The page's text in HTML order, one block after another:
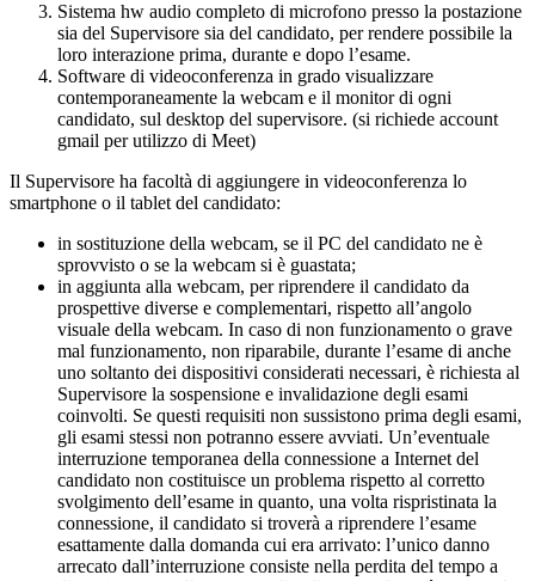
Sistema hw audio completo di microfono presso la postazione
sia del Supervisore sia del candidato, per rendere possibile la
loro interazione prima, durante e dopo l’esame.
Software di videoconferenza in grado visualizzare
contemporaneamente la webcam e il monitor di ogni
candidato, sul desktop del supervisore. (si richiede account
gmail per utilizzo di Meet)
Il Supervisore ha facoltà di aggiungere in videoconferenza lo
smartphone o il tablet del candidato:
in sostituzione della webcam, se il PC del candidato ne è
sprovvisto o se la webcam si è guastata;
in aggiunta alla webcam, per riprendere il candidato da
prospettive diverse e complementari, rispetto all’angolo
visuale della webcam. In caso di non funzionamento o grave
mal funzionamento, non riparabile, durante l’esame di anche
uno soltanto dei dispositivi considerati necessari, è richiesta al
Supervisore la sospensione e invalidazione degli esami
coinvolti. Se questi requisiti non sussistono prima degli esami,
gli esami stessi non potranno essere avviati. Un’eventuale
interruzione temporanea della connessione a Internet del
candidato non costituisce un problema rispetto al corretto
svolgimento dell’esame in quanto, una volta rispristinata la
connessione, il candidato si troverà a riprendere l’esame
esattamente dalla domanda cui era arrivato: l’unico danno
arrecato dall’interruzione consiste nella perdita del tempo a